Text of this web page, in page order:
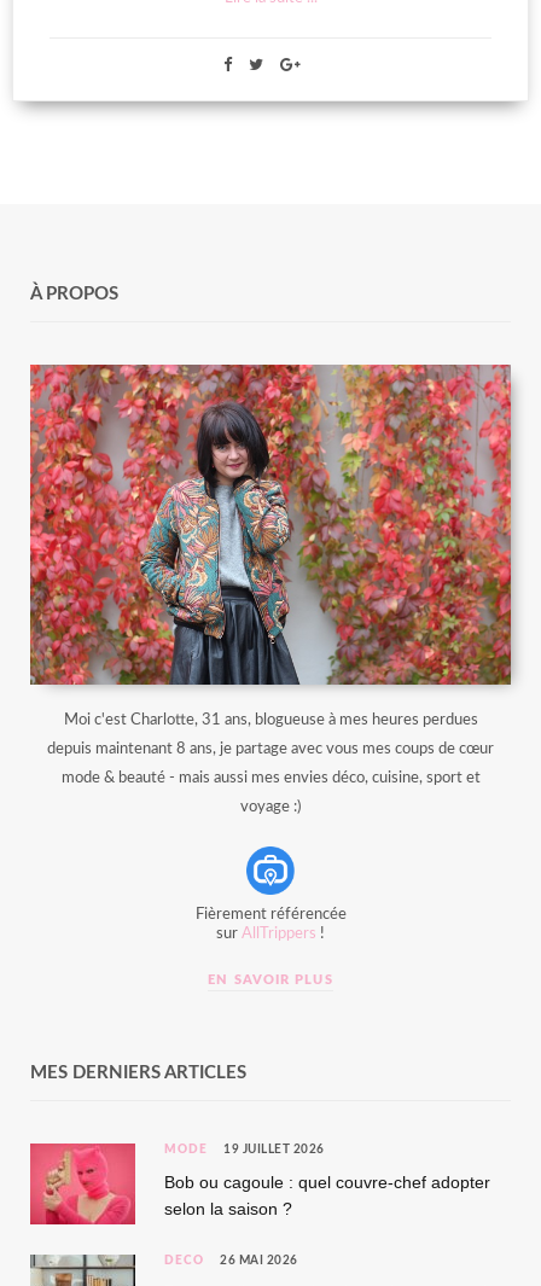
À PROPOS
Moi c'est Charlotte, 31 ans, blogueuse à mes heures perdues
depuis maintenant 8 ans, je partage avec vous mes coups de cœur
mode & beauté - mais aussi mes envies déco, cuisine, sport et
voyage :)
Fièrement référencée
sur AllTrippers !
EN SAVOIR PLUS
MES DERNIERS ARTICLES
MODE 19 JUILLET 2026
Bob ou cagoule : quel couvre-chef adopter
selon la saison ?
DÉCO 26 MAI 2026